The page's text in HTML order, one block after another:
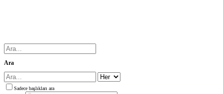
Ara
Sadece başlıkları ara